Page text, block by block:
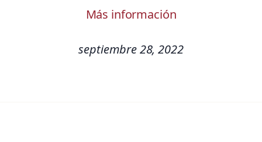
Más información
septiembre 28, 2022